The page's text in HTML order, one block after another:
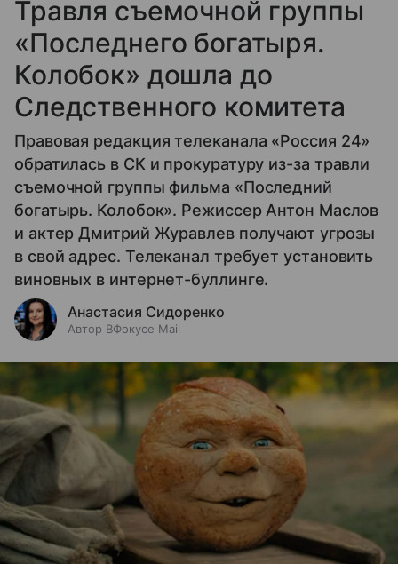
Травля съемочной группы
«Последнего богатыря.
Колобок» дошла до
Следственного комитета
Правовая редакция телеканала «Россия 24»
обратилась в СК и прокуратуру из-за травли
съемочной группы фильма «Последний
богатырь. Колобок». Режиссер Антон Маслов
и актер Дмитрий Журавлев получают угрозы
в свой адрес. Телеканал требует установить
виновных в интернет-буллинге.
Анастасия Сидоренко
Автор ВФокусе Mail